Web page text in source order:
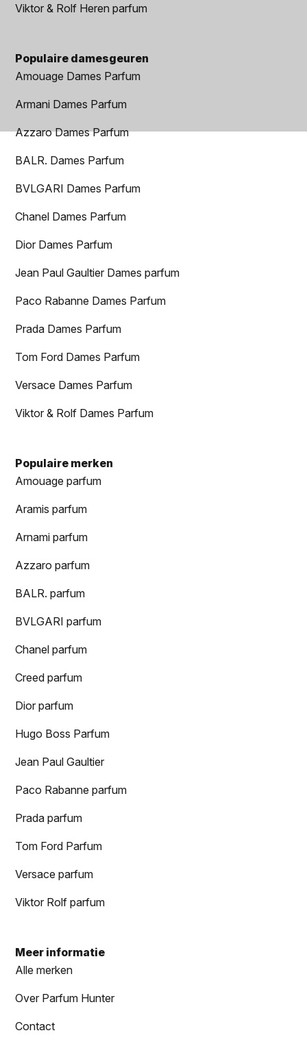
Viktor & Rolf Heren parfum
Populaire damesgeuren
Amouage Dames Parfum
Armani Dames Parfum
Azzaro Dames Parfum
BALR. Dames Parfum
BVLGARI Dames Parfum
Chanel Dames Parfum
Dior Dames Parfum
Jean Paul Gaultier Dames parfum
Paco Rabanne Dames Parfum
Prada Dames Parfum
Tom Ford Dames Parfum
Versace Dames Parfum
Viktor & Rolf Dames Parfum
Populaire merken
Amouage parfum
Aramis parfum
Arnami parfum
Azzaro parfum
BALR. parfum
BVLGARI parfum
Chanel parfum
Creed parfum
Dior parfum
Hugo Boss Parfum
Jean Paul Gaultier
Paco Rabanne parfum
Prada parfum
Tom Ford Parfum
Versace parfum
Viktor Rolf parfum
Meer informatie
Alle merken
Over Parfum Hunter
Contact